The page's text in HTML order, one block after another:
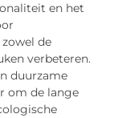
en het
de
verbeteren.
duurzame
om de lange